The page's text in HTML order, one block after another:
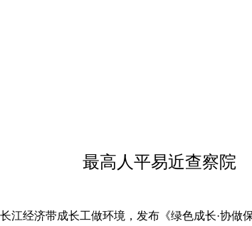
最高人平易近查察院
济带成长工做环境，发布《绿色成长·协做